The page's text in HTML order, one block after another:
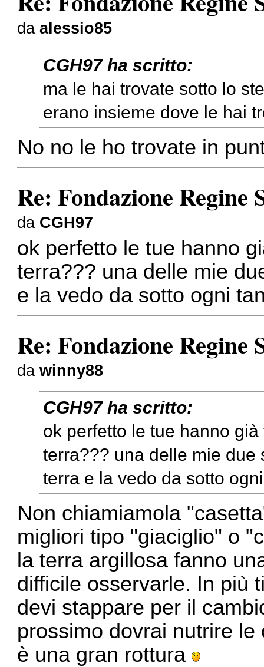
daalessio85
CGH97 ha scritto:
ma le hai trovate sotto lo
erano insieme dove le hai
No no le ho trovate in
Re: Fondazione Regine
da CGH97
ok perfetto le tue hanno
terra??? una delle mie
e la vedo da sotto ogni
Re: Fondazione Regine
dawinny88
CGH97 ha scritto:
ok perfetto le tue hanno
terra??? una delle mie due
terra e la vedo da sotto
Non chiamiamola
migliori tipo "giaciglio" o
la terra argillosa fanno
difficile osservarle. In più
devi stappare per il
prossimo dovrai nutrire
è una gran rottura